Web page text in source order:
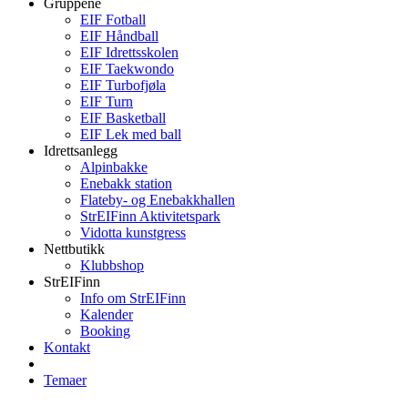
Gruppene
EIF Fotball
EIF Håndball
EIF Idrettsskolen
EIF Taekwondo
EIF Turbofjøla
EIF Turn
EIF Basketball
EIF Lek med ball
Idrettsanlegg
Alpinbakke
Enebakk station
Flateby- og Enebakkhallen
StrEIFinn Aktivitetspark
Vidotta kunstgress
Nettbutikk
Klubbshop
StrEIFinn
Info om StrEIFinn
Kalender
Booking
Kontakt
Temaer